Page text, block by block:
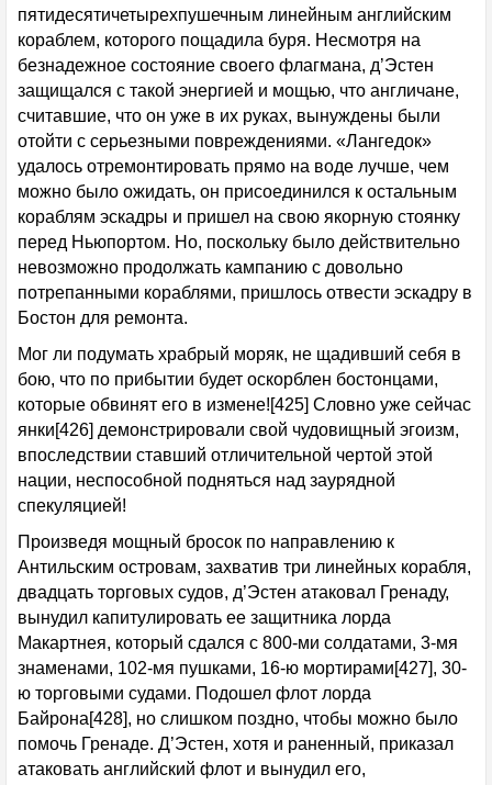
пятидесятичетырехпушечным линейным английским
кораблем, которого пощадила буря. Несмотря на
безнадежное состояние своего флагмана, д’Эстен
защищался с такой энергией и мощью, что англичане,
считавшие, что он уже в их руках, вынуждены были
отойти с серьезными повреждениями. «Лангедок»
удалось отремонтировать прямо на воде лучше, чем
можно было ожидать, он присоединился к остальным
кораблям эскадры и пришел на свою якорную стоянку
перед Ньюпортом. Но, поскольку было действительно
невозможно продолжать кампанию с довольно
потрепанными кораблями, пришлось отвести эскадру в
Бостон для ремонта.
Мог ли подумать храбрый моряк, не щадивший себя в
бою, что по прибытии будет оскорблен бостонцами,
которые обвинят его в измене![425] Словно уже сейчас
янки[426] демонстрировали свой чудовищный эгоизм,
впоследствии ставший отличительной чертой этой
нации, неспособной подняться над заурядной
спекуляцией!
Произведя мощный бросок по направлению к
Антильским островам, захватив три линейных корабля,
двадцать торговых судов, д’Эстен атаковал Гренаду,
вынудил капитулировать ее защитника лорда
Макартнея, который сдался с 800-ми солдатами, 3-мя
знаменами, 102-мя пушками, 16-ю мортирами[427], 30-
ю торговыми судами. Подошел флот лорда
Байрона[428], но слишком поздно, чтобы можно было
помочь Гренаде. Д’Эстен, хотя и раненный, приказал
атаковать английский флот и вынудил его,